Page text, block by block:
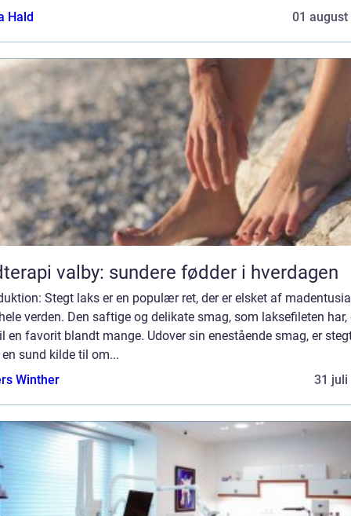
Hald
01 august
valby: sundere fødder i hverdagen
Stegt laks er en populær ret, der er elsket af
verden. Den saftige og delikate smag, som laksefileten har,
en favorit blandt mange. Udover sin enestående smag, er
sund kilde til om...
Winther
31 juli